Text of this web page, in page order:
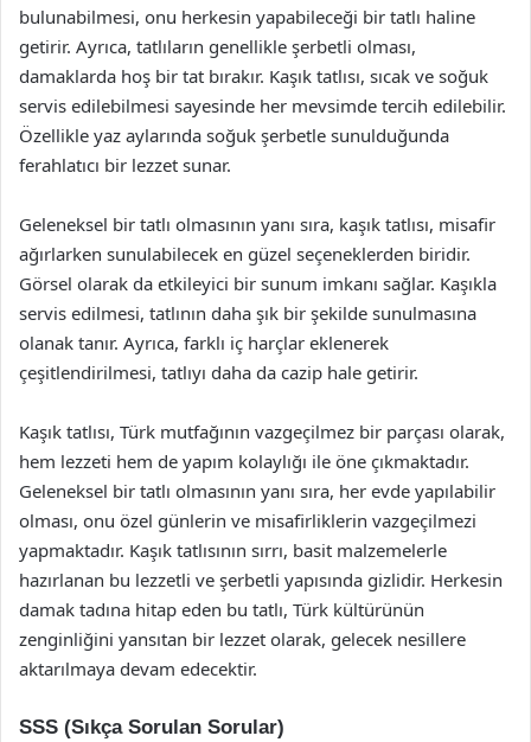
bulunabilmesi, onu herkesin yapabileceği bir tatlı haline
getirir. Ayrıca, tatlıların genellikle şerbetli olması,
damaklarda hoş bir tat bırakır. Kaşık tatlısı, sıcak ve soğuk
servis edilebilmesi sayesinde her mevsimde tercih edilebilir.
Özellikle yaz aylarında soğuk şerbetle sunulduğunda
ferahlatıcı bir lezzet sunar.
Geleneksel bir tatlı olmasının yanı sıra, kaşık tatlısı, misafir
ağırlarken sunulabilecek en güzel seçeneklerden biridir.
Görsel olarak da etkileyici bir sunum imkanı sağlar. Kaşıkla
servis edilmesi, tatlının daha şık bir şekilde sunulmasına
olanak tanır. Ayrıca, farklı iç harçlar eklenerek
çeşitlendirilmesi, tatlıyı daha da cazip hale getirir.
Kaşık tatlısı, Türk mutfağının vazgeçilmez bir parçası olarak,
hem lezzeti hem de yapım kolaylığı ile öne çıkmaktadır.
Geleneksel bir tatlı olmasının yanı sıra, her evde yapılabilir
olması, onu özel günlerin ve misafirliklerin vazgeçilmezi
yapmaktadır. Kaşık tatlısının sırrı, basit malzemelerle
hazırlanan bu lezzetli ve şerbetli yapısında gizlidir. Herkesin
damak tadına hitap eden bu tatlı, Türk kültürünün
zenginliğini yansıtan bir lezzet olarak, gelecek nesillere
aktarılmaya devam edecektir.
SSS (Sıkça Sorulan Sorular)